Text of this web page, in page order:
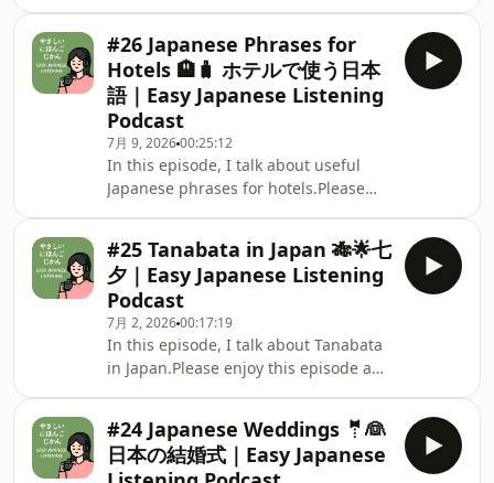
YouTube (with Japanese subtitles):
https://www.youtube.com/@megumi.japanese
🧡Substack: https://substack.com/
of this year’s rainy season in Japan☔️
🌿This is a Japanese podcast for
people learning Japanese,where you
can relax and listen comfortably🍵
✨Please enjoy this episode and use it
to practice listening to Japanese!🎥
YouTube Playlist:
https://www.youtube.com/@megumi.japanese
🧡Substack: https://sub
#26 Japanese Phrases for
Hotels 🏨🧳 ホテルで使う日本
語｜Easy Japanese Listening
Podcast
7月 9, 202600:25:12
In this episode, I talk about useful
Japanese phrases for hotels.Please
practice listening to Japanese. 🍵🎧今
回（こんかい）のエピソードでは、ホテ
ルで使（つか）う日本語（にほんご）の
フレーズを紹介（しょうかい）しました
🏨✨この番組（ばんぐみ）は日本語（に
ほんご）を勉強（べんきょう）している
人（ひと）のための、リラックスしなが
ら聞（き）ける 日本語（にほんご）
Podcastです。This is a Japanese
podcast for people learning
Japanese,where you can relax and
#25 Tanabata in Japan 🎋🌟七
夕｜Easy Japanese Listening
Podcast
7月 2, 202600:17:19
In this episode, I talk about Tanabata
in Japan.Please enjoy this episode and
Japanese. 🍵🎧今回（こんかい）のエピ
ソードでは、七夕（たなばた）について
話（はな）しました🎋🌟この番組（ばん
#24 Japanese Weddings 🤵👰
日本の結婚式｜Easy Japanese